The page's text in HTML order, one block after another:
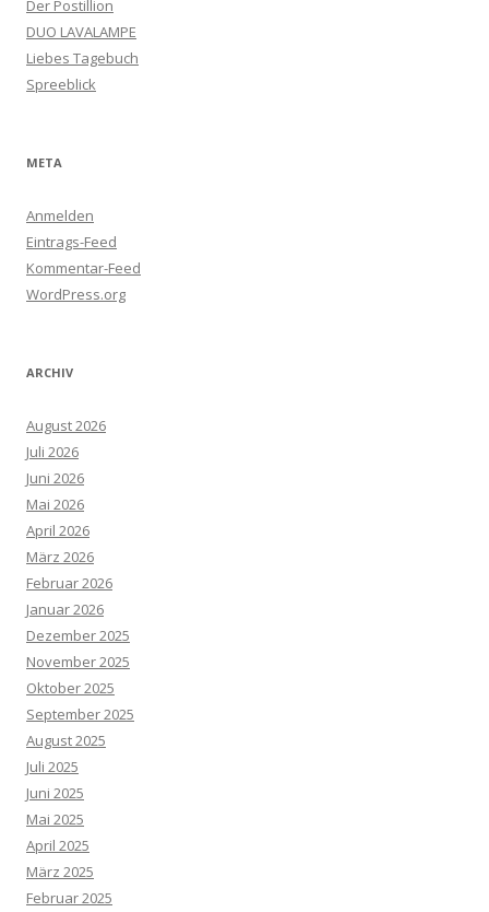
Der Postillion
DUO LAVALAMPE
Liebes Tagebuch
Spreeblick
META
Anmelden
Eintrags-Feed
Kommentar-Feed
WordPress.org
ARCHIV
August 2026
Juli 2026
Juni 2026
Mai 2026
April 2026
März 2026
Februar 2026
Januar 2026
Dezember 2025
November 2025
Oktober 2025
September 2025
August 2025
Juli 2025
Juni 2025
Mai 2025
April 2025
März 2025
Februar 2025